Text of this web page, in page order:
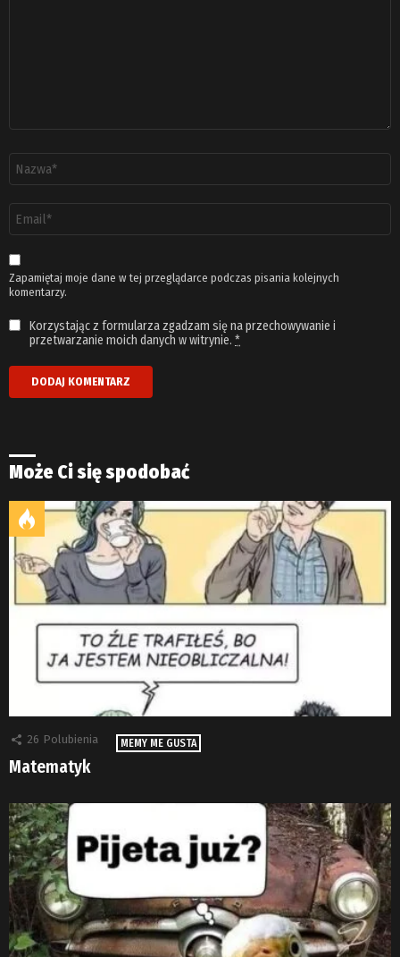
email
*
Zapamiętaj moje dane w tej przeglądarce podczas pisania kolejnych
komentarzy.
Korzystając z formularza zgadzam się na przechowywanie i
przetwarzanie moich danych w witrynie. *
Może Ci się spodobać
26 Polubienia MEMY ME GUSTA
Matematyk